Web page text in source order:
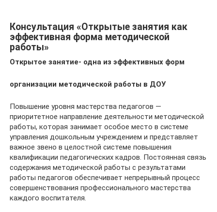
Консультация «Открытые занятия как
эффективная форма методической
работы»
Открытое занятие- одна из эффективных форм
организации методической работы в ДОУ
Повышение уровня мастерства педагогов —
приоритетное направление деятельности методической
работы, которая занимает особое место в системе
управления дошкольным учреждением и представляет
важное звено в целостной системе повышения
квалификации педагогических кадров. Постоянная связь
содержания методической работы с результатами
работы педагогов обеспечивает непрерывный процесс
совершенствования профессионального мастерства
каждого воспитателя.